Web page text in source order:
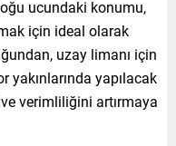
ucundaki konumu,
için ideal olarak
uzay limanı için
yakınlarında yapılacak
verimliliğini artırmaya